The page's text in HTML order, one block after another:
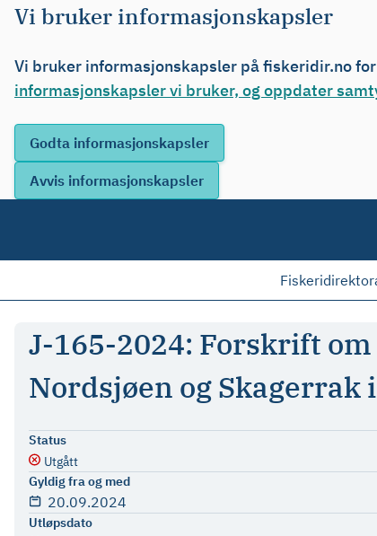
Vi bruker informasjonskapsler
Vi bruker informasjonskapsler på fiskeridir.no
informasjonskapsler vi bruker, og oppdater
J-165-2024: Forskrift
Nordsjøen og Skagerrak
Status
Utgått
Gyldig fra og med
20.09.2024
Utløpsdato